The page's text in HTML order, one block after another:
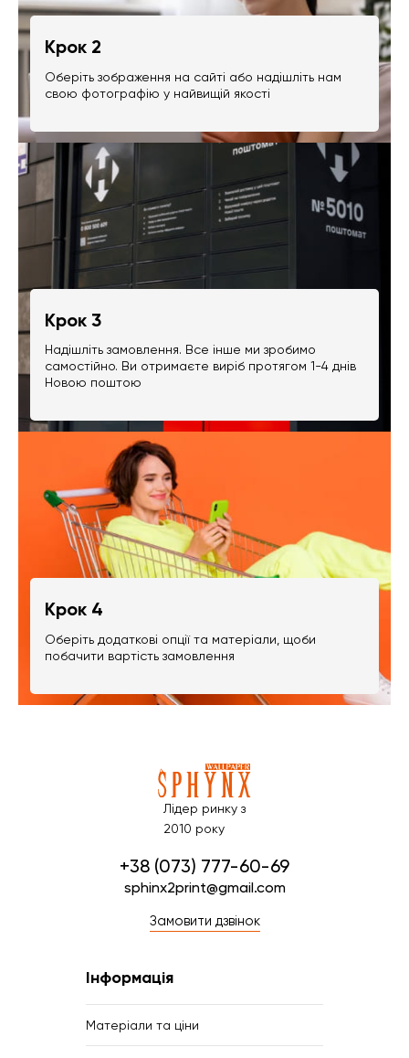
Крок 2
Оберіть зображення на сайті або надішліть нам
свою фотографію у найвищій якості
Крок 3
Надішліть замовлення. Все інше ми зробимо
самостійно. Ви отримаєте виріб протягом 1-4 днів
Новою поштою
Крок 4
Оберіть додаткові опції та матеріали, щоби
побачити вартість замовлення
Лідер ринку з
2010 року
+38 (073) 777-60-69
sphinx2print@gmail.com
Замовити дзвінок
Інформація
Матеріали та ціни